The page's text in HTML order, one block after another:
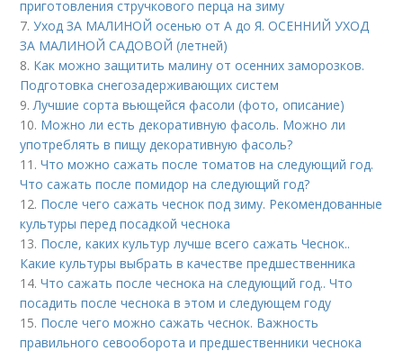
приготовления стручкового перца на зиму
7.Уход ЗА МАЛИНОЙ осенью от А до Я. ОСЕННИЙ УХОД
ЗА МАЛИНОЙ САДОВОЙ (летней)
8. Как можно защитить малину от осенних заморозков.
Подготовка снегозадерживающих систем
9.Лучшие сорта вьющейся фасоли (фото, описание)
10. Можно ли есть декоративную фасоль. Можно ли
употреблять в пищу декоративную фасоль?
11.Что можно сажать после томатов на следующий год.
Что сажать после помидор на следующий год?
12. После чего сажать чеснок под зиму. Рекомендованные
культуры перед посадкой чеснока
13. После, каких культур лучше всего сажать Чеснок..
Какие культуры выбрать в качестве предшественника
14.Что сажать после чеснока на следующий год.. Что
посадить после чеснока в этом и следующем году
15. После чего можно сажать чеснок. Важность
правильного севооборота и предшественники чеснока